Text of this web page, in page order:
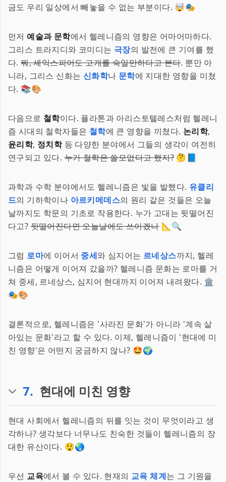
금도 우리 일상에서 빼놓을 수 없는 부분이다. 🤯🎭
먼저 예술과 문학에서 헬레니즘의 영향은 어마어마하다.
그리스 트라지디와 코미디는 극장의 발전에 큰 기여를 했
다.뭐, 셰익스피어도 고개를 숙일만하다고 본다. 뿐만 아
니라, 그리스 신화는 신화학나 문학에 지대한 영향을 미쳤
다. 📚🎨
다음으로 철학이다. 플라톤과 아리스토텔레스처럼 헬레니
즘 시대의 철학자들은 철학에 큰 영향을 끼쳤다. 논리학,
윤리학, 정치학등 다양한 분야에서 그들의 생각이 여전히
연구되고 있다.누가 철학은 쓸모없다고 했지? 🤔📘
과학과 수학 분야에서도 헬레니즘은 빛을 발했다. 유클리
드의 기하학이나 아르키메데스의 원리 같은 것들은 오늘
날까지도 학문의 기초로 작용한다. 누가 고대는 뒷떨어진
다고?뒷떨어진다면 오늘날에도 쓰이겠나📐🔍
그럼 로마에 이어서 중세와 심지어는 르네상스까지, 헬레
니즘은 어떻게 이어져 갔을까? 헬레니즘 문화는 로마를 거
쳐 중세, 르네상스, 심지어 현대까지 이어져 내려왔다. 🏛️
🎭🎨
결론적으로, 헬레니즘은 '사라진 문화'가 아니라 '계속 살
아있는 문화'라고 할 수 있다. 이제, 헬레니즘이 '현대에 미
친 영향'은 어떤지 궁금하지 않나? 🤩🌍
7. 현대에 미친 영향
현대 사회에서 헬레니즘의 뒤를 잇는 것이 무엇이라고 생
각하나? 생각보다 너무나도 친숙한 것들이 헬레니즘의 장
대한 유산이다. 😲🌏
우선 교육에서 볼 수 있다. 현재의 교육 체계는 그 기원을